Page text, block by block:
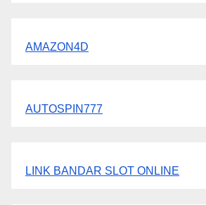
AMAZON4D
AUTOSPIN777
LINK BANDAR SLOT ONLINE